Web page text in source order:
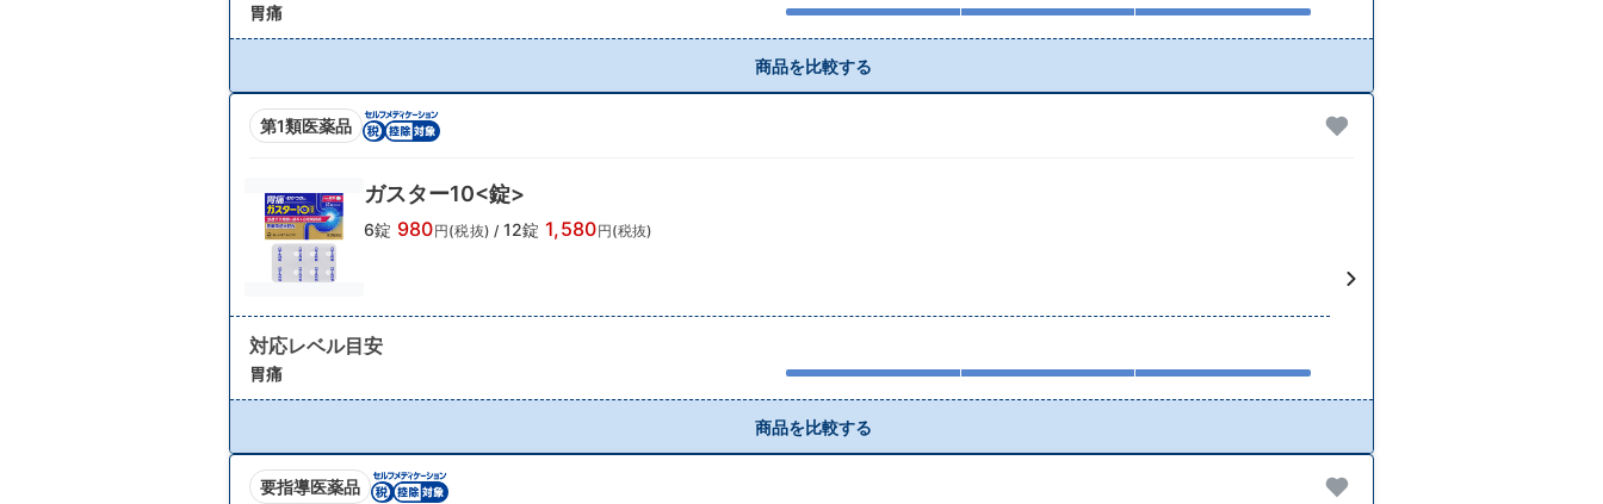
胃痛
商品を比較する
第1類医薬品
ガスター10<錠>
6錠 980円(税抜) / 12錠 1,580円(税抜)
対応レベル目安
胃痛
商品を比較する
要指導医薬品